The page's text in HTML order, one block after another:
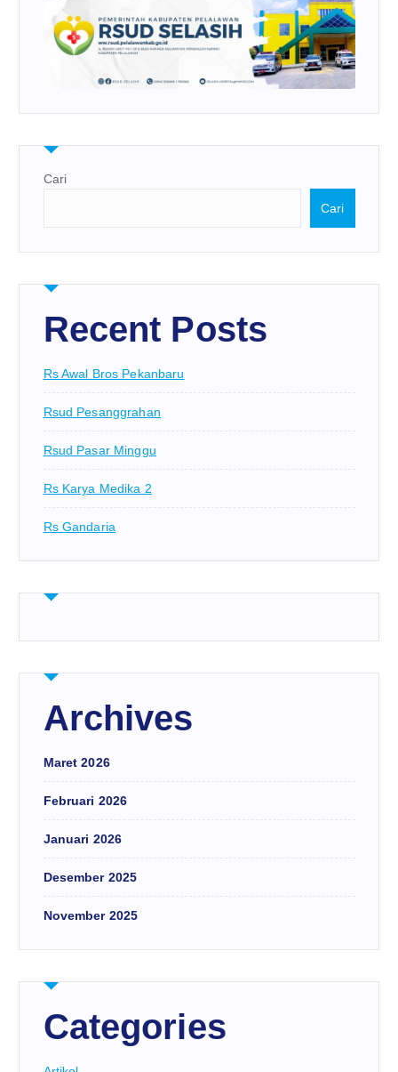
Cari
Cari
Recent Posts
Rs Awal Bros Pekanbaru
Rsud Pesanggrahan
Rsud Pasar Minggu
Rs Karya Medika 2
Rs Gandaria
Archives
Maret 2026
Februari 2026
Januari 2026
Desember 2025
November 2025
Categories